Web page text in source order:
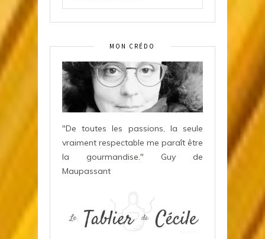
MON CRÉDO
"De toutes les passions, la seule
vraiment respectable me paraît être
la gourmandise." Guy de
Maupassant